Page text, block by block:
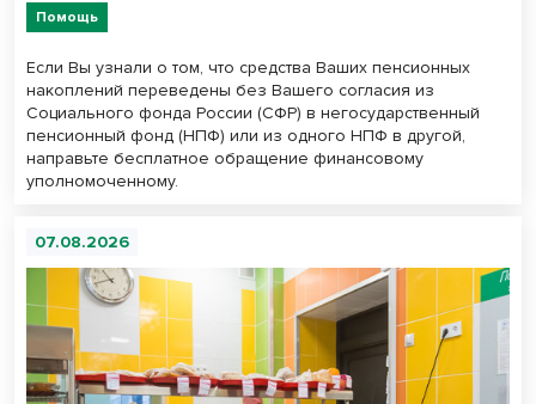
Помощь
Если Вы узнали о том, что средства Ваших пенсионных
накоплений переведены без Вашего согласия из
Социального фонда России (СФР) в негосударственный
пенсионный фонд (НПФ) или из одного НПФ в другой,
направьте бесплатное обращение финансовому
уполномоченному.
07.08.2026